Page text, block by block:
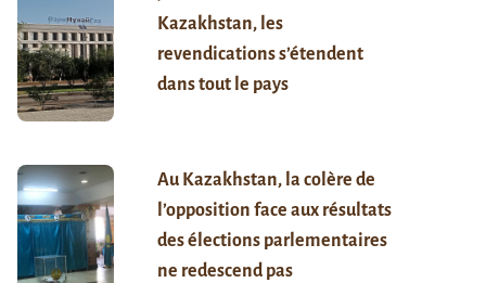
Kazakhstan, les
revendications s’étendent
dans tout le pays
Au Kazakhstan, la colère de
l’opposition face aux résultats
des élections parlementaires
ne redescend pas